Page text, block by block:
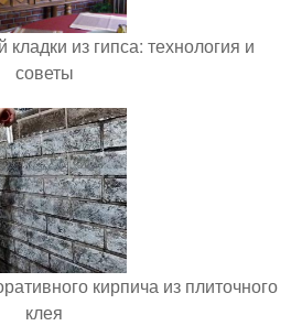
из гипса: технология и
советы
кирпича из плиточного
клея